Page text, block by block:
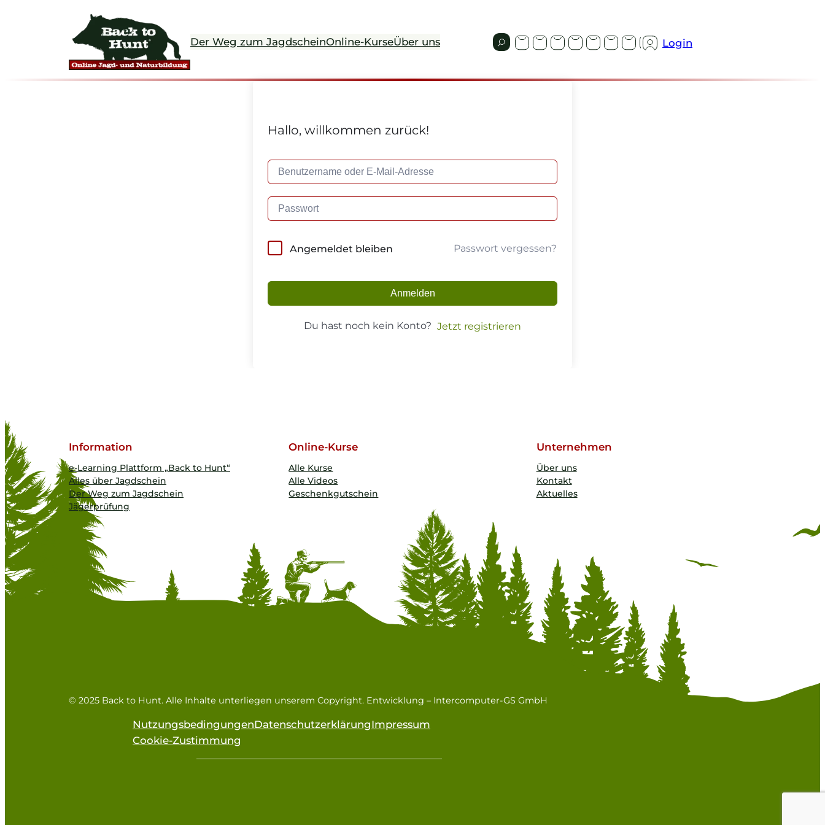
Der Weg zum JagdscheinOnline-KurseÜber uns Login
Hallo, willkommen zurück!
Angemeldet bleiben Passwort vergessen?
Anmelden
Du hast noch kein Konto? Jetzt registrieren
Information
e-Learning Plattform „Back to Hunt“
Alles über Jagdschein
Der Weg zum Jagdschein
Jägerprüfung
Online-Kurse
Alle Kurse
Alle Videos
Geschenkgutschein
Unternehmen
Über uns
Kontakt
Aktuelles
© 2025 Back to Hunt. Alle Inhalte unterliegen unserem Copyright. Entwicklung – Intercomputer-GS GmbH
NutzungsbedingungenDatenschutzerklärungImpressum
Cookie-Zustimmung